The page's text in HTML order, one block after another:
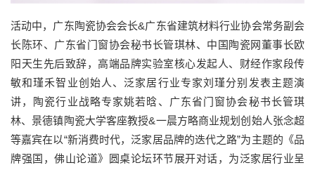
活动中，广东陶瓷协会会长&广东省建筑材料行业协会常务副会
长陈环、广东省门窗协会秘书长管琪林、中国陶瓷网董事长欧
阳天生先后致辞，高端品牌实验室核心发起人、财经作家段传
敏和瑾禾智业创始人、泛家居行业专家刘瑾分别发表主题演
讲，陶瓷行业战略专家姚若晗、广东省门窗协会秘书长管琪
林、景德镇陶瓷大学客座教授&一晨方略商业规划创始人张念超
等嘉宾在以“新消费时代，泛家居品牌的迭代之路”为主题的《品
牌强国，佛山论道》圆桌论坛环节展开对话，为泛家居行业呈